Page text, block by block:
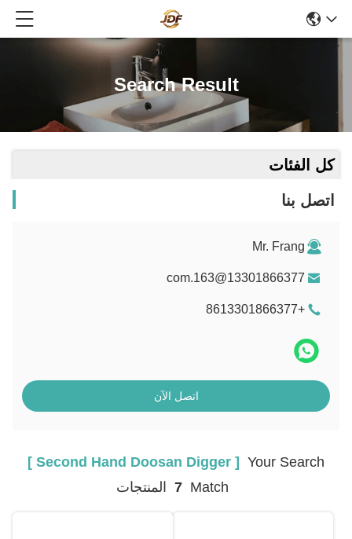
Search Result
كل الفئات
اتصل بنا
Mr. Frang
13301866377@163.com
+8613301866377
اتصل الآن
Your Search
[ Second Hand Doosan Digger ]
7 المنتجات